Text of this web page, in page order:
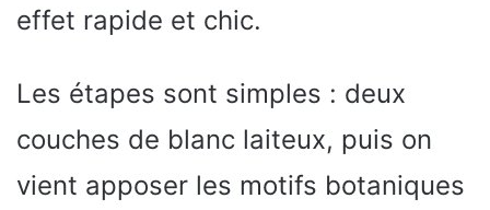
effet rapide et chic.
Les étapes sont simples : deux
couches de blanc laiteux, puis on
vient apposer les motifs botaniques